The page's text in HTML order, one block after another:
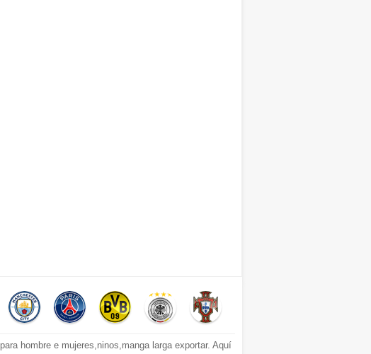
para hombre e mujeres,ninos,manga larga exportar. Aquí